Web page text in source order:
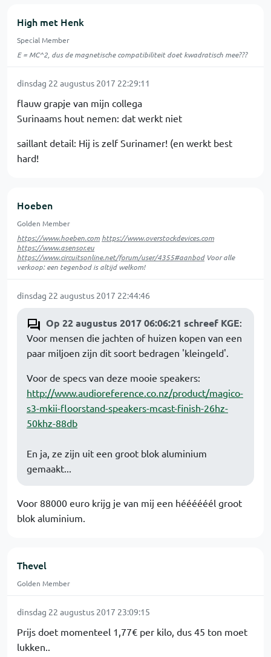
High met Henk
Special Member
E = MC^2, dus de magnetische compatibiliteit doet kwadratisch mee???
dinsdag 22 augustus 2017 22:29:11
flauw grapje van mijn collega
Surinaams hout nemen: dat werkt niet
saillant detail: Hij is zelf Surinamer! (en werkt best
hard!
Hoeben
Golden Member
https://www.hoeben.com https://www.overstockdevices.com
https://www.asensor.eu
https://www.circuitsonline.net/forum/user/4355#aanbodVoor alle
verkoop: een tegenbod is altijd welkom!
dinsdag 22 augustus 2017 22:44:46
Op 22 augustus 2017 06:06:21 schreef KGE:
Voor mensen die jachten of huizen kopen van een
paar miljoen zijn dit soort bedragen 'kleingeld'.
Voor de specs van deze mooie speakers:
http://www.audioreference.co.nz/product/magico-
s3-mkii-floorstand-speakers-mcast-finish-26hz-
50khz-88db
En ja, ze zijn uit een groot blok aluminium
gemaakt...
Voor 88000 euro krijg je van mij een héééééél groot
blok aluminium.
Thevel
Golden Member
dinsdag 22 augustus 2017 23:09:15
Prijs doet momenteel 1,77€ per kilo, dus 45 ton moet
lukken..